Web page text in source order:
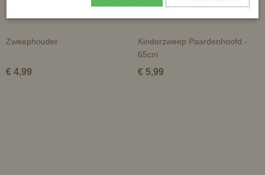
Zweephouder
€ 4,99
Kinderzweep Paardenhoofd -
65cm
€ 5,99